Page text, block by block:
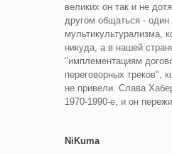
великих он так и не
другом общаться - один
мультикультурализма,
никуда, а в нашей
"имплементациям
переговорных треков",
не привели. Слава
1970-1990-е, и он
NiKuma